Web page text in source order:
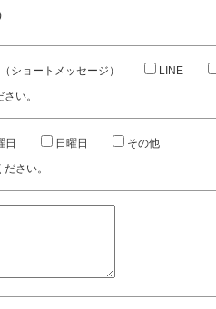
ショートメッセージ） LINE
い。
日 日曜日
その他
さい。